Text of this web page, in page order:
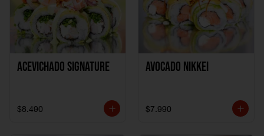
ACEVICHADO SIGNATURE
$8.490
AVOCADO NIKKEI
$7.990